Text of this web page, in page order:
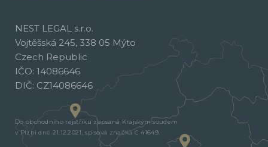
NEST LEGAL s.r.o.
Vojtěšská 245, 338 05 Mýto
Czech Republic
IČO: 14086646
DIČ: CZ14086646
Do obchodního rejstříku zapsaná Krajským soudem
v Plzni dne 21.12.2021, spisová značka C 41649.